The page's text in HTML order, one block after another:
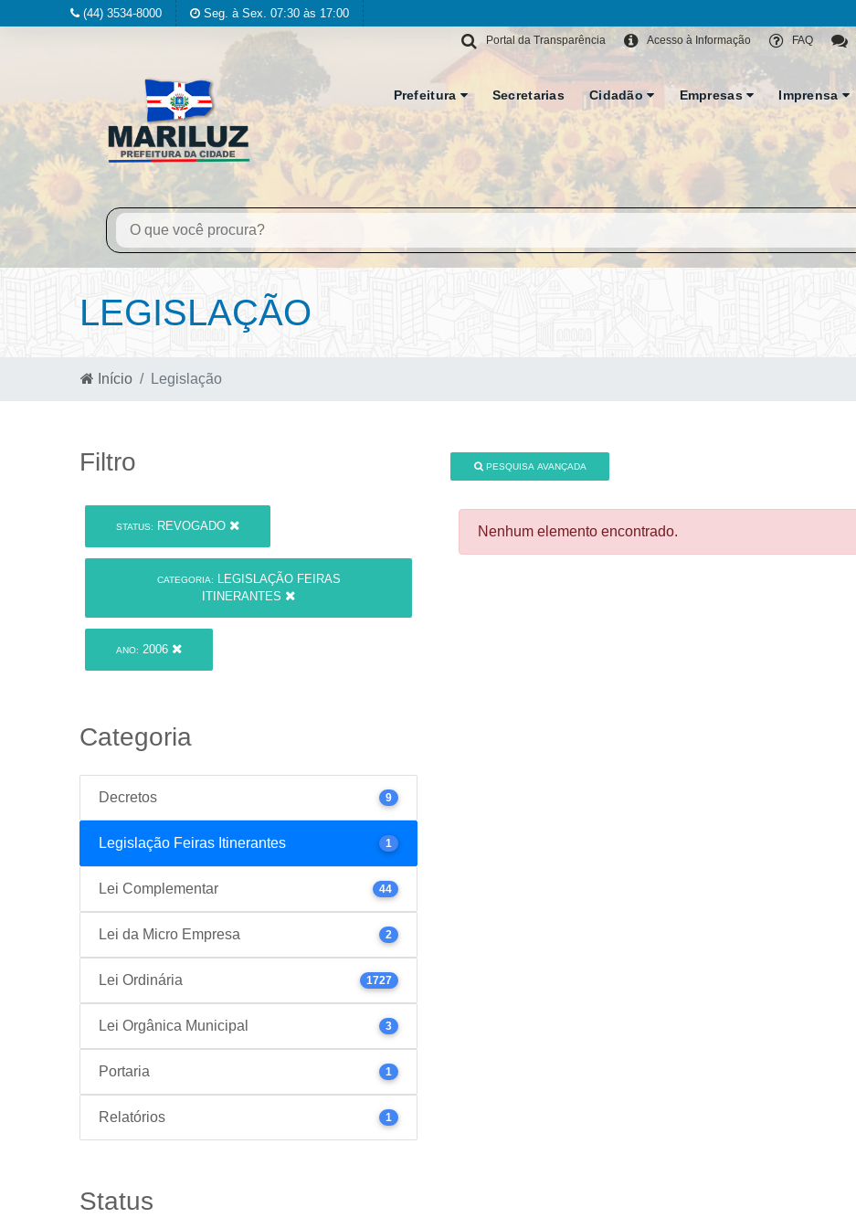
(44) 3534-8000 Seg. à Sex. 07:30 às 17:00
FAQ
Acesso à Informação
Portal da Transparência
Prefeitura Secretarias Cidadão Empresas Imprensa
LEGISLAÇÃO
Início Legislação
Filtro
STATUS: REVOGADO
CATEGORIA:
LEGISLAÇÃO FEIRAS
ITINERANTES
ANO: 2006
Categoria
Decretos 9
Legislação Feiras Itinerantes 1
Lei Complementar 44
Lei da Micro Empresa 2
Lei Ordinária 1727
Lei Orgânica Municipal 3
Portaria 1
Relatórios 1
Status
PESQUISA AVANÇADA
Nenhum elemento encontrado.